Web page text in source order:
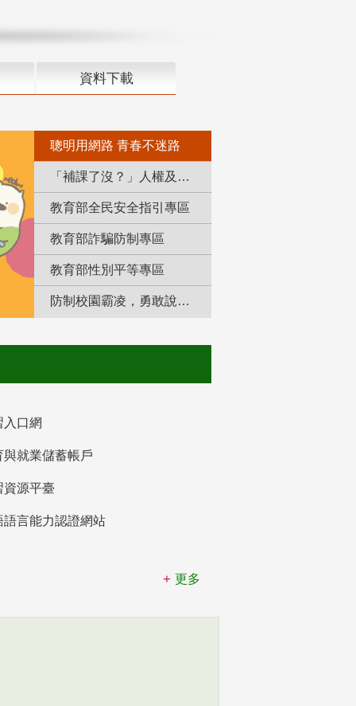
資料下載
聰明用網路 青春不迷路
「補課了沒？」人權及轉型正義教育專區
教育部全民安全指引專區
教育部詐騙防制專區
教育部性別平等專區
防制校園霸凌，勇敢說出來！
入口網
與就業儲蓄帳戶
資源平臺
語言能力認證網站
更多